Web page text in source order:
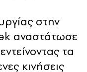
στην
αναστάτωσε
τα
κινήσεις